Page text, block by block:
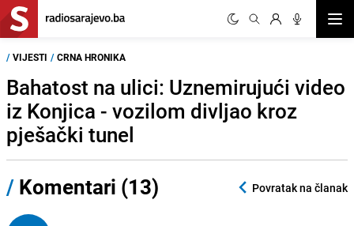
/ VIJESTI / CRNA HRONIKA
Bahatost na ulici: Uznemirujući video
iz Konjica - vozilom divljao kroz
pješački tunel
/ Komentari (13) Povratak na članak